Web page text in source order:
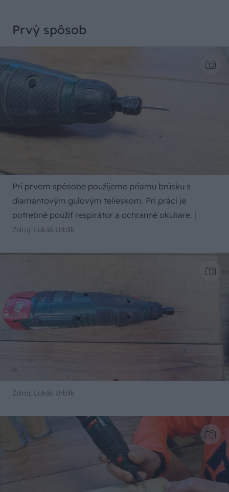
Prvý spôsob
Pri prvom spôsobe použijeme priamu brúsku s
diamantovým guľovým telieskom. Pri práci je
potrebné použiť respirátor a ochranné okuliare. |
Zdroj: Lukáš Urblík
Zdroj: Lukáš Urblík